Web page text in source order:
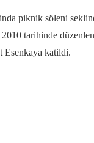
piknik söleni
tarihinde
Esenkaya katildi.